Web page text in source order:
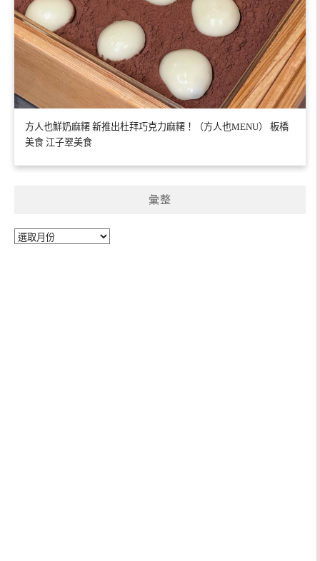
方人也鮮奶麻糬 新推出杜拜巧克力麻糬！（方人也MENU） 板橋
美食 江子翠美食
彙整
彙